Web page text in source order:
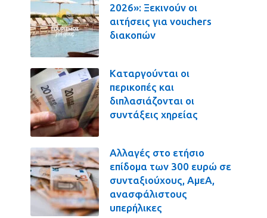
2026»: Ξεκινούν οι
αιτήσεις για vouchers
διακοπών
Καταργούνται οι
περικοπές και
διπλασιάζονται οι
συντάξεις χηρείας
Αλλαγές στο ετήσιο
επίδομα των 300 ευρώ σε
συνταξιούχους, ΑμεΑ,
ανασφάλιστους
υπερήλικες